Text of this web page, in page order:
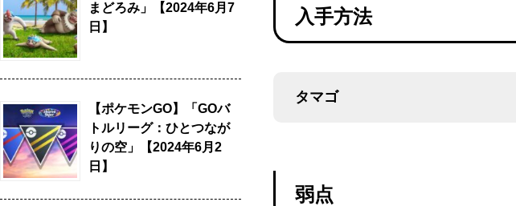
入手方法
タマゴ
弱点
まどろみ」【2024年6月7
日】
【ポケモンGO】「GOバ
トルリーグ：ひとつなが
りの空」【2024年6月2
日】